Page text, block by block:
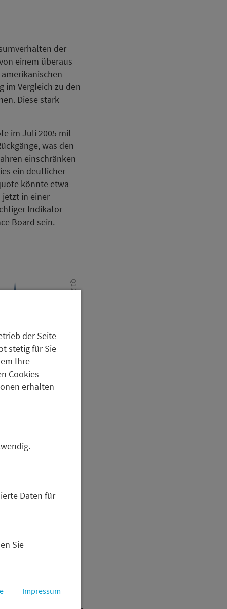
der Seite
stetig für Sie
Ihre
Cookies
erhalten
Daten für
Sie
Impressum
der
einem überaus
im Vergleich zu den
Diese stark
im Juli 2005 mit
was den
einschränken
ein deutlicher
könnte etwa
jetzt in einer
Indikator
Board sein.
Q1 2024